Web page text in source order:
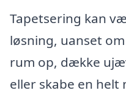
Tapetsering kan
løsning, uanset
rum op, dække
eller skabe en